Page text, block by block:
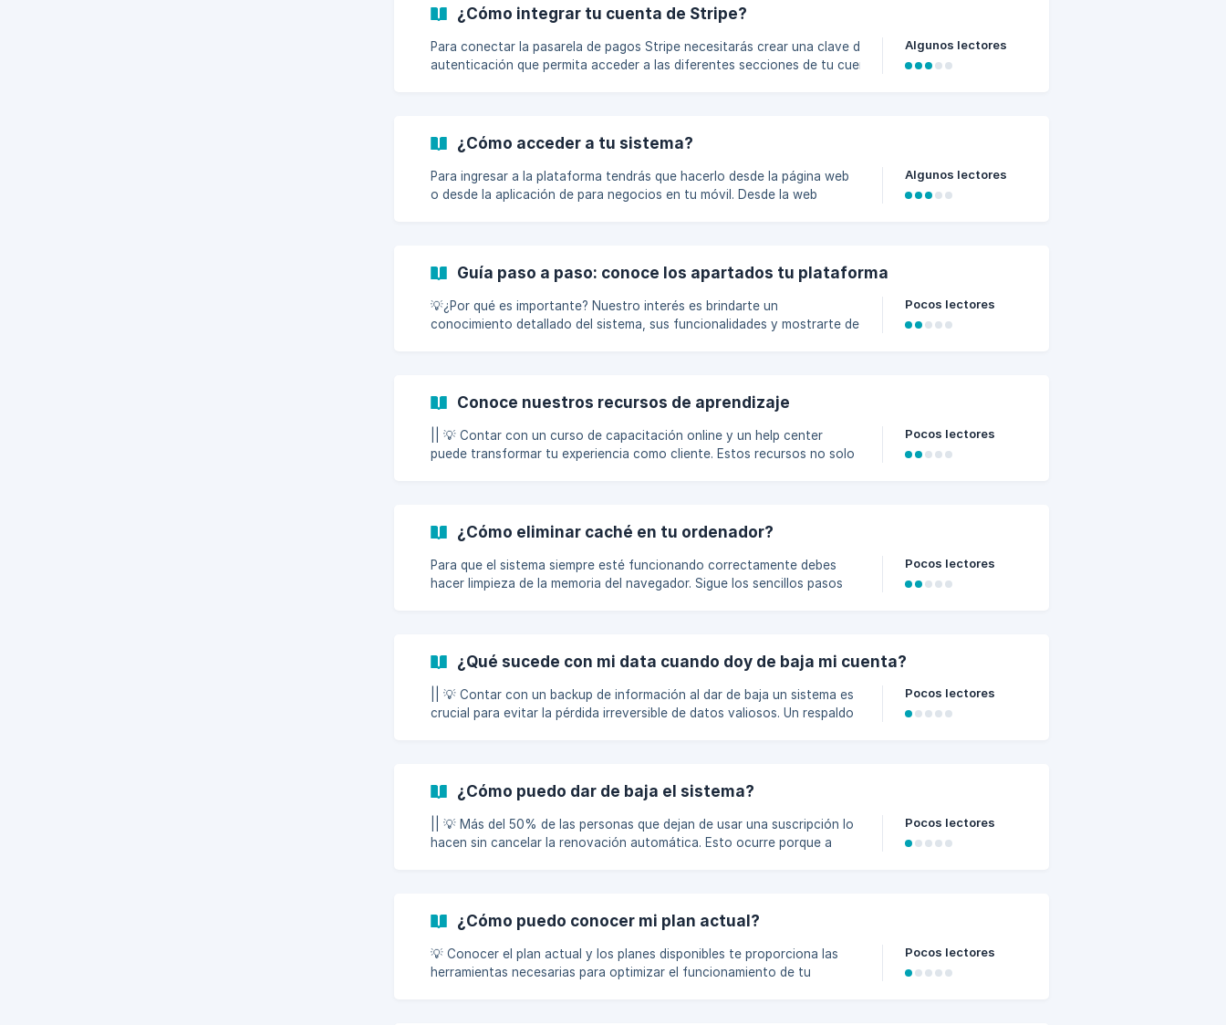
uso del sistema. Te recomendamos que nos dejes la mayor cantidad de
información posible sobre el caso. Algo no va bien
¿Cómo integrar tu cuenta de Stripe?
Para conectar la pasarela de pagos Stripe necesitarás crear una clave de
autenticación que permita acceder a las diferentes secciones de tu cuenta.
(https://storage.crisp.chat/users/helpdesk/website/19f013a4a1aa5900/e956595a-
1c26-4bbf-a563-a3e4f
Algunos lectores
¿Cómo acceder a tu sistema?
Para ingresar a la plataforma tendrás que hacerlo desde la página web
o desde la aplicación de para negocios en tu móvil. Desde la web
aplicación
Algunos lectores
Guía paso a paso: conoce los apartados tu plataforma
💡¿Por qué es importante? Nuestro interés es brindarte un
conocimiento detallado del sistema, sus funcionalidades y mostrarte de
negocio. En el costado izquierdo de tu sistema podrás observar el menú
principal de nuestra plataforma, la cual está compuesta por las
siguientes secciones: ![](htt
Pocos lectores
Conoce nuestros recursos de aprendizaje
|| 💡 Contar con un curso de capacitación online y un help center
puede transformar tu experiencia como cliente. Estos recursos no solo
nuestras herramientas de aprendizaje y apoyo diseñadas para facilitar
tu experiencia. Conocer estas herramientas te permitirá optimizar tu
tiempo y gestionar tus
Pocos lectores
¿Cómo eliminar caché en tu ordenador?
Para que el sistema siempre esté funcionando correctamente debes
hacer limpieza de la memoria del navegador. Sigue los sencillos pasos
costado derec
Pocos lectores
¿Qué sucede con mi data cuando doy de baja mi cuenta?
|| 💡 Contar con un backup de información al dar de baja un sistema es
crucial para evitar la pérdida irreversible de datos valiosos. Un respaldo
brinda seguridad y tranquilidad, asegurando que tus datos estén
protegidos y accesibles en cualquier momento. Una de las principales
preocupaciones de
Pocos lectores
¿Cómo puedo dar de baja el sistema?
|| 💡 Más del 50% de las personas que dejan de usar una suscripción lo
hacen sin cancelar la renovación automática. Esto ocurre porque a
te indicaremos el paso a paso y algunas recomendaciones a tener en
cuenta si deseas dar de baja tu suscripción a la plataforma. Paso # 1:
Dirígete a la secc
Pocos lectores
¿Cómo puedo conocer mi plan actual?
💡 Conocer el plan actual y los planes disponibles te proporciona las
herramientas necesarias para optimizar el funcionamiento de tu
Pocos lectores